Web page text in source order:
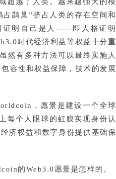
鹊巢”挤占人类的存在空间和
证明自己是人——即人格证明
时代经济利益等权益十分重
然有多种方法可以最终实施人
容性和权益保障，技术的发展
，愿景是建设一个全球
每个人眼球的虹膜实现身份认
济权益和数字身份提供基础保
的Web3.0愿景是怎样的。